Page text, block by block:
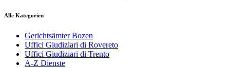
Alle Kategorien
Gerichtsämter Bozen
Uffici Giudiziari di Rovereto
Uffici Giudiziari di Trento
A-Z Dienste